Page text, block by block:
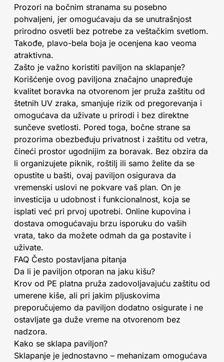
Prozori na bočnim stranama su posebno
pohvaljeni, jer omogućavaju da se unutrašnjost
prirodno osvetli bez potrebe za veštačkim svetlom.
Takođe, plavo-bela boja je ocenjena kao veoma
atraktivna.
Zašto je važno koristiti paviljon na sklapanje?
Korišćenje ovog paviljona značajno unapređuje
kvalitet boravka na otvorenom jer pruža zaštitu od
štetnih UV zraka, smanjuje rizik od pregorevanja i
omogućava da uživate u prirodi i bez direktne
sunčeve svetlosti. Pored toga, bočne strane sa
prozorima obezbeđuju privatnost i zaštitu od vetra,
čineći prostor ugodnijim za boravak. Bez obzira da
li organizujete piknik, roštilj ili samo želite da se
opustite u bašti, ovaj paviljon osigurava da
vremenski uslovi ne pokvare vaš plan. On je
investicija u udobnost i funkcionalnost, koja se
isplati već pri prvoj upotrebi. Online kupovina i
dostava omogućavaju brzu isporuku do vaših
vrata, tako da možete odmah da ga postavite i
uživate.
FAQ Često postavljana pitanja
Da li je paviljon otporan na jaku kišu?
Krov od PE platna pruža zadovoljavajuću zaštitu od
umerene kiše, ali pri jakim pljuskovima
preporučujemo da paviljon dodatno osigurate i ne
ostavljate ga duže vreme na otvorenom bez
nadzora.
Kako se sklapa paviljon?
Sklapanje je jednostavno – mehanizam omogućava